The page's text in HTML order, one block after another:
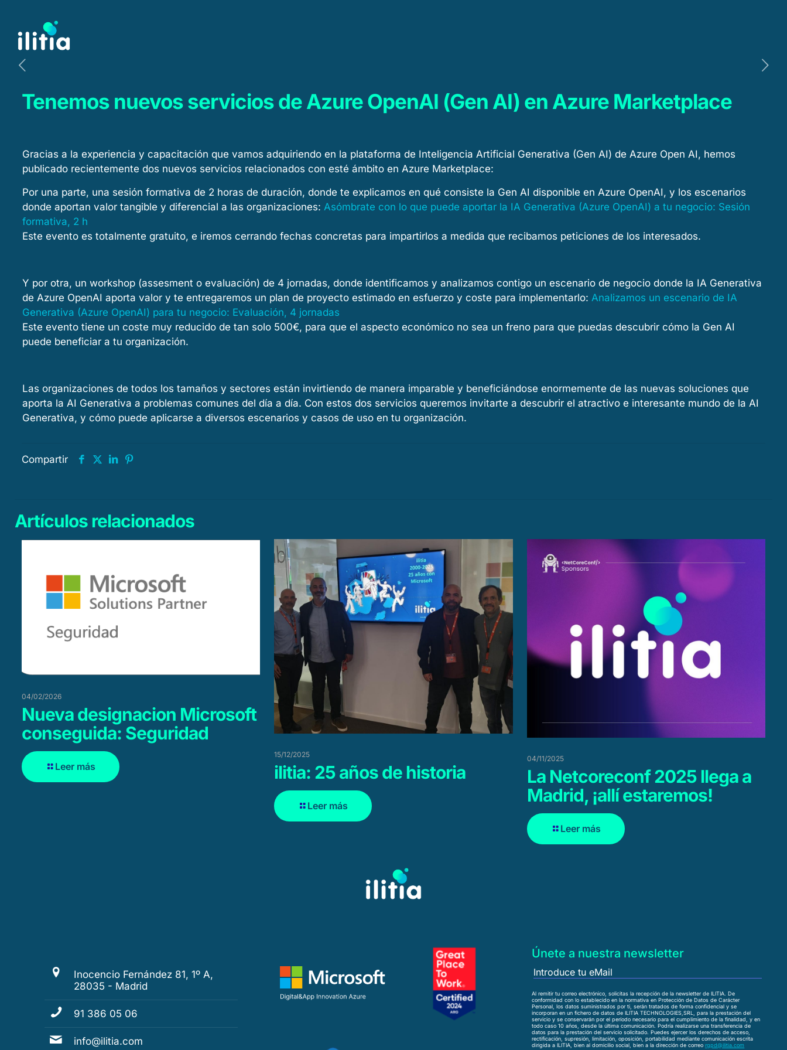
Tenemos nuevos servicios de Azure OpenAI (Gen AI) en Azure Marketplace
Gracias a la experiencia y capacitación que vamos adquiriendo en la plataforma de Inteligencia Artificial Generativa (Gen AI) de Azure Open AI, hemos
publicado recientemente dos nuevos servicios relacionados con esté ámbito en Azure Marketplace:
Por una parte, una sesión formativa de 2 horas de duración, donde te explicamos en qué consiste la Gen AI disponible en Azure OpenAI, y los escenarios
donde aportan valor tangible y diferencial a las organizaciones: Asómbrate con lo que puede aportar la IA Generativa (Azure OpenAI) a tu negocio: Sesión
formativa, 2 h
Este evento es totalmente gratuito, e iremos cerrando fechas concretas para impartirlos a medida que recibamos peticiones de los interesados.
Y por otra, un workshop (assesment o evaluación) de 4 jornadas, donde identificamos y analizamos contigo un escenario de negocio donde la IA Generativa
de Azure OpenAI aporta valor y te entregaremos un plan de proyecto estimado en esfuerzo y coste para implementarlo: Analizamos un escenario de IA
Generativa (Azure OpenAI) para tu negocio: Evaluación, 4 jornadas
Este evento tiene un coste muy reducido de tan solo 500€, para que el aspecto económico no sea un freno para que puedas descubrir cómo la Gen AI
puede beneficiar a tu organización.
Las organizaciones de todos los tamaños y sectores están invirtiendo de manera imparable y beneficiándose enormemente de las nuevas soluciones que
aporta la AI Generativa a problemas comunes del día a día. Con estos dos servicios queremos invitarte a descubrir el atractivo e interesante mundo de la AI
Generativa, y cómo puede aplicarse a diversos escenarios y casos de uso en tu organización.
Compartir
Artículos relacionados
04/02/2026
Nueva designacion Microsoft
conseguida: Seguridad
Leer más
15/12/2025
ilitia: 25 años de historia
Leer más
04/11/2025
La Netcoreconf 2025 llega a
Madrid, ¡allí estaremos!
Leer más
Inocencio Fernández 81, 1º A,
28035 - Madrid
91 386 05 06
info@ilitia.com
Únete a nuestra newsletter
Al remitir tu correo electrónico, solicitas la recepción de la newsletter de ILITIA. De
conformidad con lo establecido en la normativa en Protección de Datos de Carácter
Personal, los datos suministrados por ti, serán tratados de forma confidencial y se
incorporan en un fichero de datos de ILITIA TECHNOLOGIES,SRL, para la prestación del
servicio y se conservarán por el período necesario para el cumplimiento de la finalidad, y en
todo caso 10 años, desde la última comunicación. Podría realizarse una transferencia de
datos para la prestación del servicio solicitado. Puedes ejercer los derechos de acceso,
rectificación, supresión, limitación, oposición, portabilidad mediante comunicación escrita
dirigida a ILITIA, bien al domicilio social, bien a la dirección de correorgpd@ilitia.com